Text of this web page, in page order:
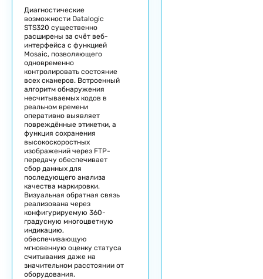
Диагностические
возможности Datalogic
STS320 существенно
расширены за счёт веб-
интерфейса с функцией
Mosaic, позволяющего
одновременно
контролировать состояние
всех сканеров. Встроенный
алгоритм обнаружения
несчитываемых кодов в
реальном времени
оперативно выявляет
повреждённые этикетки, а
функция сохранения
высокоскоростных
изображений через FTP-
передачу обеспечивает
сбор данных для
последующего анализа
качества маркировки.
Визуальная обратная связь
реализована через
конфигурируемую 360-
градусную многоцветную
индикацию,
обеспечивающую
мгновенную оценку статуса
считывания даже на
значительном расстоянии от
оборудования.